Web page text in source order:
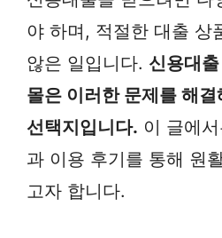
야 하며, 적절한 대출 상
않은 일입니다. 신용대
몰은 이러한 문제를 해
선택지입니다. 이 글에
과 이용 후기를 통해 원
고자 합니다.